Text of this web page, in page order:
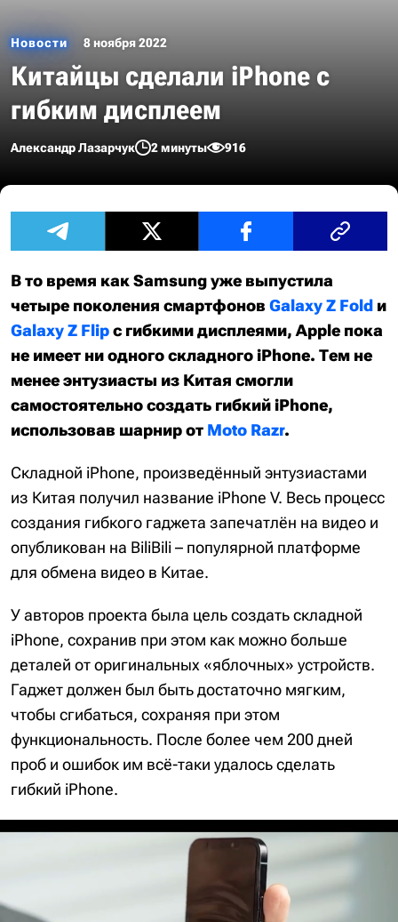
Новости 8 ноября 2022
Китайцы сделали iPhone с
гибким дисплеем
Александр Лазарчук 2 минуты 916
В то время как Samsung уже выпустила
четыре поколения смартфонов Galaxy Z Fold и
Galaxy Z Flipс гибкими дисплеями, Apple пока
не имеет ни одного складного iPhone. Тем не
менее энтузиасты из Китая смогли
самостоятельно создать гибкий iPhone,
использовав шарнир от Moto Razr.
Складной iPhone, произведённый энтузиастами
из Китая получил название iPhone V. Весь процесс
создания гибкого гаджета запечатлён на видео и
опубликован на BiliBili – популярной платформе
для обмена видео в Китае.
У авторов проекта была цель создать складной
iPhone, сохранив при этом как можно больше
деталей от оригинальных «яблочных» устройств.
Гаджет должен был быть достаточно мягким,
чтобы сгибаться, сохраняя при этом
функциональность. После более чем 200 дней
проб и ошибок им всё-таки удалось сделать
гибкий iPhone.